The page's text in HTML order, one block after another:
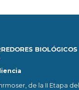
BIOLÓGICOS
de la II Etapa